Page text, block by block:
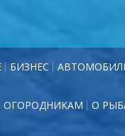
БИЗНЕС
ОГОРОДНИКАМ О